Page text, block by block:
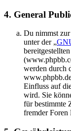
4. General
Du nimmst
unter der „
werden durch
Einfluss auf
wird. Sie
für bestimmte
fremder Foren